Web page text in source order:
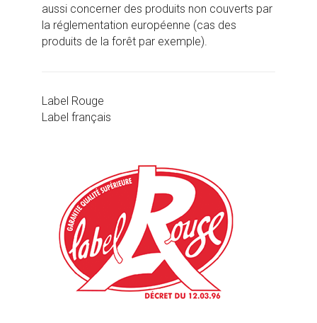
aussi concerner des produits non couverts par
la réglementation européenne (cas des
produits de la forêt par exemple).
Label Rouge
Label français